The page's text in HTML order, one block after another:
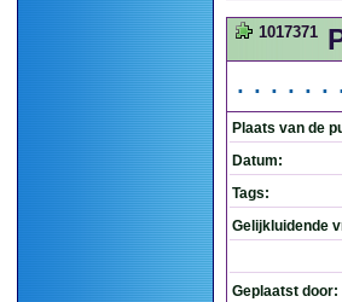
1017371
Plaats van de
Datum:
Tags:
Gelijkluidende
Geplaatst door: